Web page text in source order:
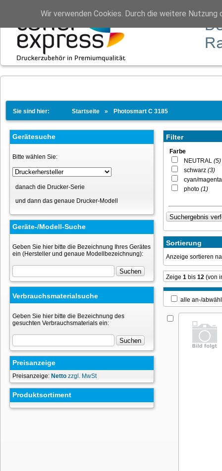
Sie sind hier: Startseite Photosmart C 3185
Gerätesuche
Bitte wählen Sie:
danach die Drucker-Serie
und dann das genaue Drucker-Modell
Geräte-/Modell-Suche
Geben Sie hier bitte die Bezeichnung Ihres Gerätes
ein (Hersteller und genaue Modellbezeichnung):
Verbrauchsmaterialsuche
Geben Sie hier bitte die Bezeichnung des
gesuchten Verbrauchsmaterials ein:
Preisanzeige
Preisanzeige: Netto zzgl. MwSt
Produktsortiment
Filter
Farbe
NEUTRAL (5)
schwarz (3)
cyan/
photo (1)
Sortierung
Anzeige sortieren
Zeige 1 bis 12 (von
alle an-/
Wir verwenden Cookies. Durch die weitere